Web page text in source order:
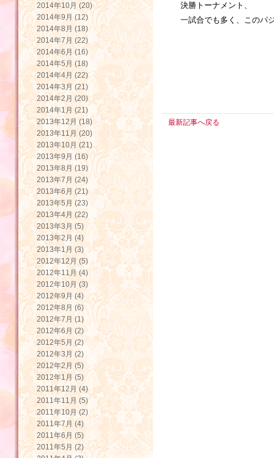
決勝トーナメント、
一試合でも多く、このパ
最新記事へ戻る
2014年10月 (20)
2014年9月 (12)
2014年8月 (18)
2014年7月 (22)
2014年6月 (16)
2014年5月 (18)
2014年4月 (22)
2014年3月 (21)
2014年2月 (20)
2014年1月 (21)
2013年12月 (18)
2013年11月 (20)
2013年10月 (21)
2013年9月 (16)
2013年8月 (19)
2013年7月 (24)
2013年6月 (21)
2013年5月 (23)
2013年4月 (22)
2013年3月 (5)
2013年2月 (4)
2013年1月 (3)
2012年12月 (5)
2012年11月 (4)
2012年10月 (3)
2012年9月 (4)
2012年8月 (6)
2012年7月 (1)
2012年6月 (2)
2012年5月 (2)
2012年3月 (2)
2012年2月 (5)
2012年1月 (5)
2011年12月 (4)
2011年11月 (5)
2011年10月 (2)
2011年7月 (4)
2011年6月 (5)
2011年5月 (2)